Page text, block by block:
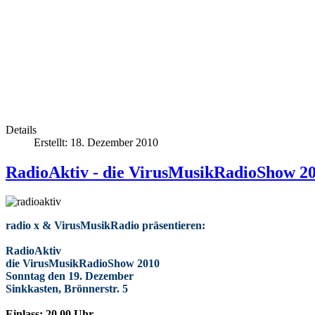
Details
Erstellt: 18. Dezember 2010
RadioAktiv - die VirusMusikRadioShow
radio x & VirusMusikRadio präsentieren:
RadioAktiv
die VirusMusikRadioShow 2010
Sonntag den 19. Dezember
Sinkkasten, Brönnerstr. 5